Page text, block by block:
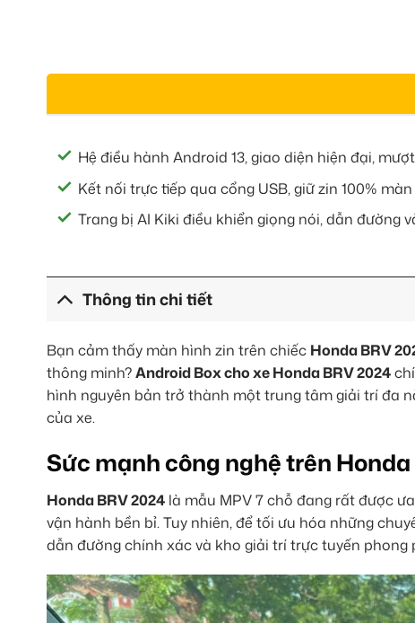
Hệ điều hành Android 13, giao diện hiện đại,
Kết nối trực tiếp qua cổng USB, giữ zin 100%
Trang bị AI Kiki điều khiển giọng nói, dẫn đường
Thông tin chi tiết
Bạn cảm thấy màn hình zin trên chiếc Honda BRV
thông minh?Android Box cho xe Honda BRV 2024
hình nguyên bản trở thành một trung tâm giải trí đa
của xe.
Sức mạnh công nghệ trên
Honda BRV 2024 là mẫu MPV 7 chỗ đang rất được
vận hành bền bỉ. Tuy nhiên, để tối ưu hóa những
dẫn đường chính xác và kho giải trí trực tuyến